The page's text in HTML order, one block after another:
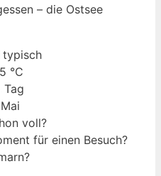
– die Ostsee
typisch
°C
Tag
voll?
für einen Besuch?